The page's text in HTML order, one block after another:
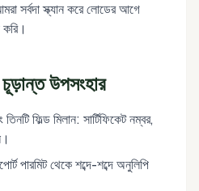
সর্বদা স্ক্যান করে লোডের আগে
করি।
উপসংহার
ফিল্ড মিলান: সার্টিফিকেট নম্বর,
পারমিট থেকে শব্দে-শব্দে অনুলিপি